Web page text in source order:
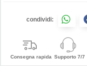
condividi:
Consegna rapida Supporto 7/7